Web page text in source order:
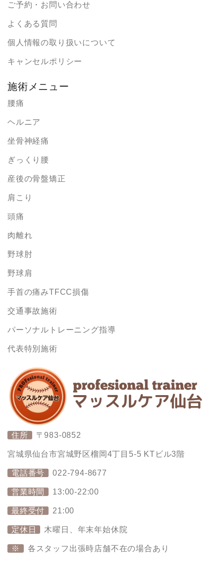
ご予約・お問い合わせ
よくある質問
個人情報の取り扱いについて
キャンセルポリシー
施術メニュー
腰痛
ヘルニア
坐骨神経痛
ぎっくり腰
産後の骨盤矯正
肩こり
頭痛
肉離れ
野球肘
野球肩
手首の痛みTFCC損傷
交通事故施術
パーソナルトレーニング指導
代表特別施術
住所 〒983-0852
宮城県仙台市宮城野区榴岡4丁目5-5 KTビル3階
電話番号 022-794-8677
営業時間 13:00-22:00
最終受付 21:00
定休日 木曜日、年末年始休院
※ 各スタッフ出張時店舗不在の場合あり